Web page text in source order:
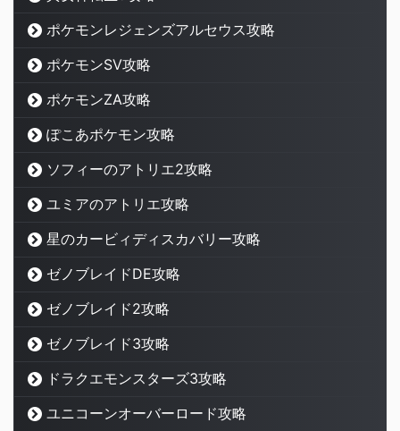
ポケモンレジェンズアルセウス攻略
ポケモンSV攻略
ポケモンZA攻略
ぽこあポケモン攻略
ソフィーのアトリエ2攻略
ユミアのアトリエ攻略
星のカービィディスカバリー攻略
ゼノブレイドDE攻略
ゼノブレイド2攻略
ゼノブレイド3攻略
ドラクエモンスターズ3攻略
ユニコーンオーバーロード攻略